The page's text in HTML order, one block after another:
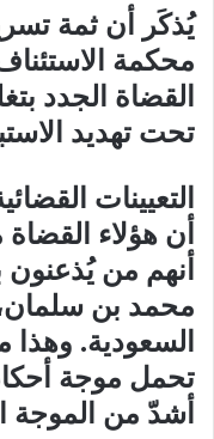
يُذكَر أن ثمة
محكمة
القضاة الجدد
تحت تهديد
التعيينات
أن هؤلاء
أنهم من يُذعنون
محمد بن
السعودية. وهذا
تحمل موجة
أشدّ من الموجة